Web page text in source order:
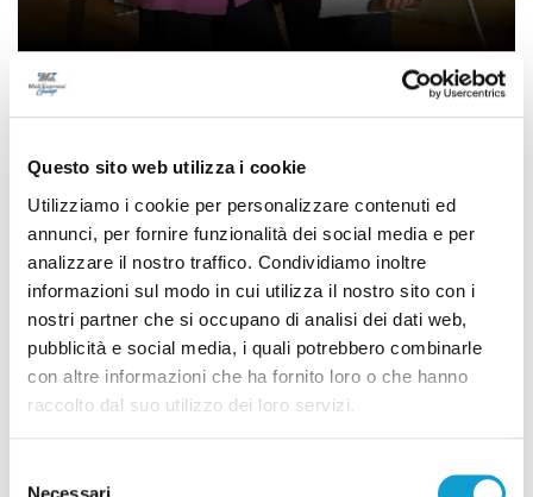
Questo sito web utilizza i cookie
Utilizziamo i cookie per personalizzare contenuti ed
annunci, per fornire funzionalità dei social media e per
analizzare il nostro traffico. Condividiamo inoltre
informazioni sul modo in cui utilizza il nostro sito con i
nostri partner che si occupano di analisi dei dati web,
pubblicità e social media, i quali potrebbero combinarle
con altre informazioni che ha fornito loro o che hanno
raccolto dal suo utilizzo dei loro servizi.
"Insieme per creare la cultura della
sicurezza": grande partecipazione alle
giornate di Ast e Camera di Commercio
di Bachisio Ledda